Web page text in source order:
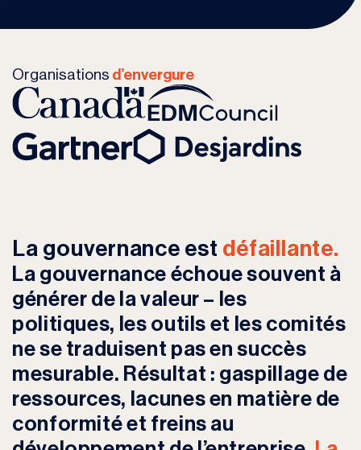
Organisations d’envergure
La gouvernance est défaillante.
La gouvernance échoue souvent à
générer de la valeur – les
politiques, les outils et les comités
ne se traduisent pas en succès
mesurable. Résultat : gaspillage de
ressources, lacunes en matière de
conformité et freins au